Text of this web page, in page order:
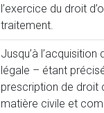
l’exercice du droit
traitement.
Jusqu’à
légale – étant
prescription de droit
matière civile et